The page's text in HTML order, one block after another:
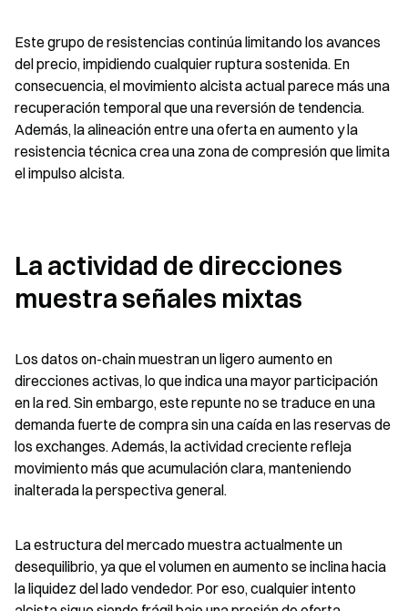
Este grupo de resistencias continúa limitando los avances
del precio, impidiendo cualquier ruptura sostenida. En
consecuencia, el movimiento alcista actual parece más una
recuperación temporal que una reversión de tendencia.
Además, la alineación entre una oferta en aumento y la
resistencia técnica crea una zona de compresión que limita
el impulso alcista.
La actividad de direcciones
muestra señales mixtas
Los datos on-chain muestran un ligero aumento en
direcciones activas, lo que indica una mayor participación
en la red. Sin embargo, este repunte no se traduce en una
demanda fuerte de compra sin una caída en las reservas de
los exchanges. Además, la actividad creciente refleja
movimiento más que acumulación clara, manteniendo
inalterada la perspectiva general.
La estructura del mercado muestra actualmente un
desequilibrio, ya que el volumen en aumento se inclina hacia
la liquidez del lado vendedor. Por eso, cualquier intento